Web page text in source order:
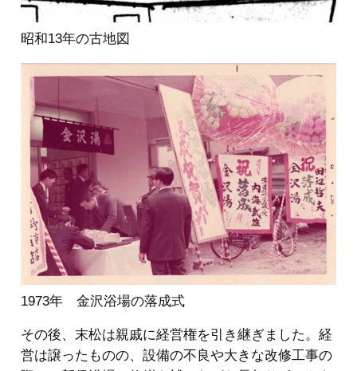
昭和13年の古地図
1973年 金沢浴場の落成式
その後、末松は親戚に経営権を引き継ぎました。経
営は譲ったものの、設備の不良や大きな改修工事の